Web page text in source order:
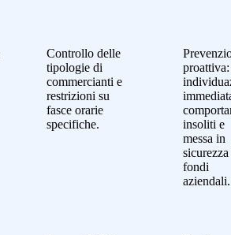
Controllo delle
tipologie di
commercianti e
restrizioni su
fasce orarie
specifiche.
proattiva:
insoliti e
messa in
fondi
aziendali.